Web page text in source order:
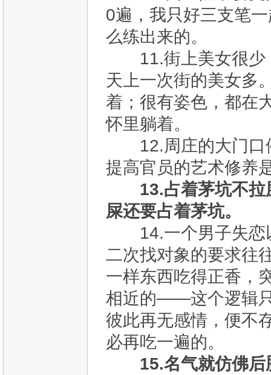
0遍，我只好三支笔
么练出来的。
11.街上美女很少
天上一次街的美女多
着；很有姿色，都在
怀里躺着。
12.周庄的大门口
提高官员的艺术修养
13.占着茅坑不
屎还要占着茅坑。
14.一个男子失恋
二次找对象的要求往
一样东西吃得正香，
相近的——这个逻辑
彼此再无感情，便不
必再吃一遍的。
15.名气就仿佛